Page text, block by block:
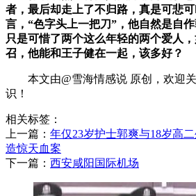
者，最后却走上了不归路，真是可悲
言，“色字头上一把刀”，他自然是自
只是可惜了两个这么年轻的两个爱人
召，他能和王子健在一起，该多好？
本文由@雪海情感说 原创，欢迎
识！
相关标签：
上一篇： 年仅23岁护士郭爽与18岁高
造惊天血案
下一篇： ​西安咸阳国际机场